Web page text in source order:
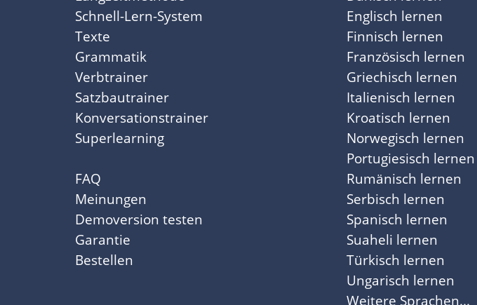
Schnell-Lern-System
Texte
Grammatik
Verbtrainer
Satzbautrainer
Konversationstrainer
Superlearning
FAQ
Meinungen
Demoversion testen
Garantie
Bestellen
Englisch lernen
Finnisch lernen
Französisch lernen
Griechisch lernen
Italienisch lernen
Kroatisch lernen
Norwegisch lernen
Portugiesisch lernen
Rumänisch lernen
Serbisch lernen
Spanisch lernen
Suaheli lernen
Türkisch lernen
Ungarisch lernen
Weitere Sprachen...